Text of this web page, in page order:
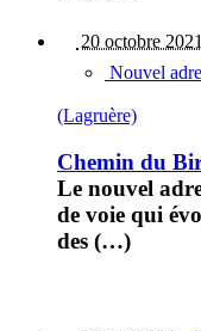
20 octobre 2021
Nouvel
(Lagruère)
Chemin du
Le nouvel
de voie qui
des (…)